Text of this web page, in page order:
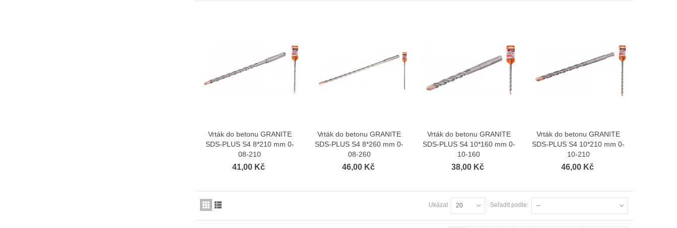
Zobrazit více
Vrták do betonu GRANITE
SDS-PLUS S4 8*210 mm 0-
08-210
41,00 Kč
Zobrazit více
Vrták do betonu GRANITE
SDS-PLUS S4 8*260 mm 0-
08-260
46,00 Kč
Zobrazit více
Vrták do betonu GRANITE
SDS-PLUS S4 10*160 mm 0-
10-160
38,00 Kč
Zobrazit více
Vrták do betonu GRANITE
SDS-PLUS S4 10*210 mm 0-
10-210
46,00 Kč
Seřadit podle: --
Ukázat 20